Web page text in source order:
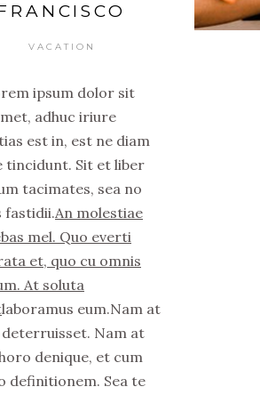
VACATION
ipsum dolor sit
adhuc iriure
est in, est ne diam
tincidunt. Sit et liber
tacimates, sea no
fastidii.An molestiae
mel. Quo everti
et, quo cu omnis
At soluta
laboramus eum.Nam at
Nam at
denique, et cum
definitionem. Sea te